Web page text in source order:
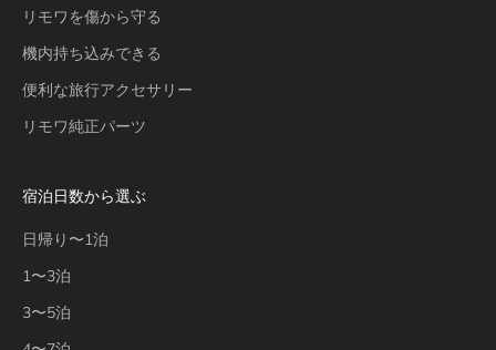
リモワを傷から守る
機内持ち込みできる
便利な旅行アクセサリー
リモワ純正パーツ
宿泊日数から選ぶ
日帰り〜1泊
1〜3泊
3〜5泊